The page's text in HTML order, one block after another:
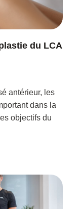
du LCA
antérieur, les
dans la
objectifs du